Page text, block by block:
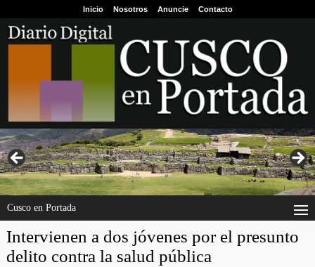
Inicio Nosotros Anuncie Contacto
Cusco en Portada
Intervienen a dos jóvenes por el presunto
delito contra la salud pública